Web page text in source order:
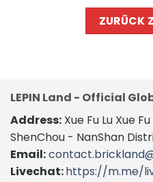
ZURÜCK
LEPIN Land - Official
Address: Xue Fu Lu Xue
ShenChou - NanShan
Email:
Livechat:https://m.me/